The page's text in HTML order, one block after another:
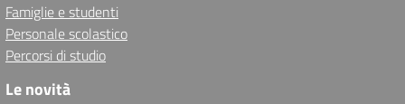
Famiglie e studenti
Personale scolastico
Percorsi di studio
Le novità